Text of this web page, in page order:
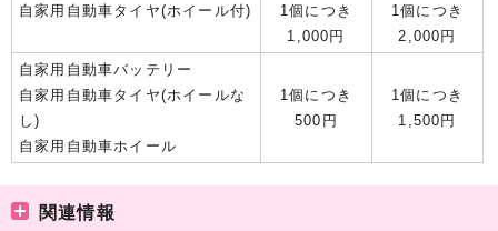
自家用自動車タイヤ(ホイール付)
1個につき
1,000円
1個につき
2,000円
自家用自動車バッテリー
自家用自動車タイヤ(ホイールな
し)
自家用自動車ホイール
1個につき
500円
1個につき
1,500円
関連情報